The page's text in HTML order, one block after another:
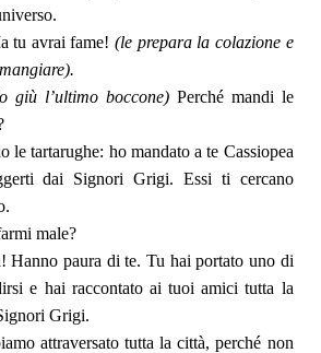
tu avrai fame!(le prepara la colazione e
giù l’ultimo boccone) Perché mandi le
le tartarughe: ho mandato a te Cassiopea
dai Signori Grigi. Essi ti cercano
male?
Hanno paura di te. Tu hai portato uno di
e hai raccontato ai tuoi amici tutta la
Grigi.
attraversato tutta la città, perché non